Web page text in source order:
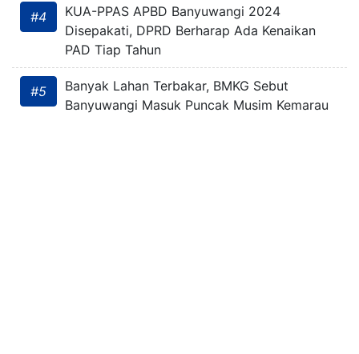
#4
KUA-PPAS APBD Banyuwangi 2024
Disepakati, DPRD Berharap Ada Kenaikan
PAD Tiap Tahun
#5
Banyak Lahan Terbakar, BMKG Sebut
Banyuwangi Masuk Puncak Musim Kemarau